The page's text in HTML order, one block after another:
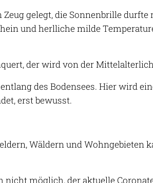
gelegt, die Sonnenbrille
und herlliche milde
der wird von der
des Bodensees. Hier wird
erst bewusst.
Wäldern und Wohngebieten
möglich, der aktuelle